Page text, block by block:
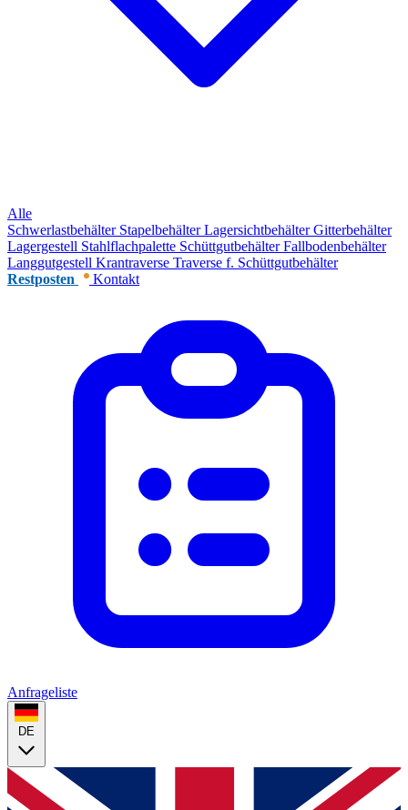
Alle
Schwerlastbehälter StapelbehälterLagersichtbehälterGitterbehälter
Lagergestell Stahlflachpalette SchüttgutbehälterFallbodenbehälter
Langgutgestell Krantraverse Traverse f. Schüttgutbehälter
Restposten
Kontakt
Anfrageliste